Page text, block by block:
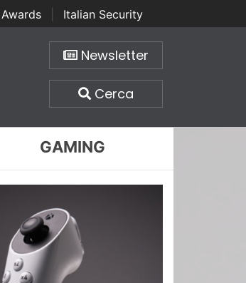
Italian Security
Newsletter
Cerca
GAMING